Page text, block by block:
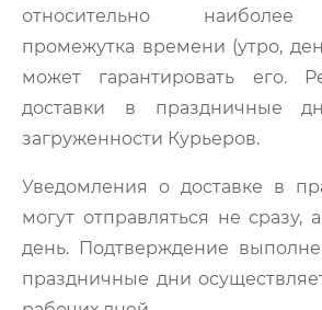
относительно наиболее
промежутка времени (утро,
может гарантировать его.
доставки в праздничные
загруженности Курьеров.
Уведомления о доставке в
могут отправляться не
день. Подтверждение
праздничные дни